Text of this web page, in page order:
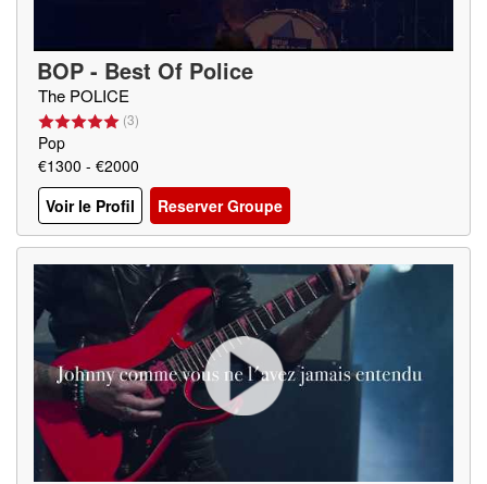
BOP - Best Of Police
The POLICE
(3)
Pop
€1300 - €2000
Voir le Profil
Reserver Groupe